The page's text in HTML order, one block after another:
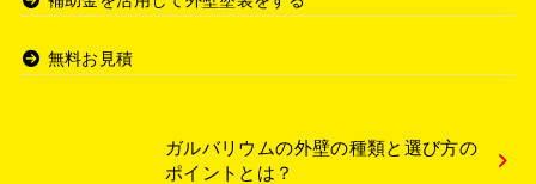
無料お見積
ガルバリウムの外壁の種類と選び方の
ポイントとは？